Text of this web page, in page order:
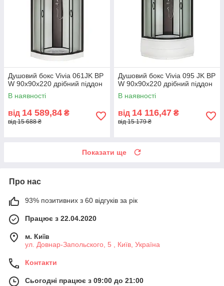
Душовий бокс Vivia 061JK BP
W 90х90х220 дрібний піддон
В наявності
від 14 589,84 ₴
від 15 688 ₴
Душовий бокс Vivia 095 JK BP
W 90х90х220 дрібний піддон
В наявності
від 14 116,47 ₴
від 15 179 ₴
Показати ще
Про нас
93% позитивних з 60 відгуків за рік
Працює з 22.04.2020
м. Київ
ул. Довнар-Запольского, 5 , Київ, Україна
Контакти
Сьогодні працює з 09:00 до 21:00